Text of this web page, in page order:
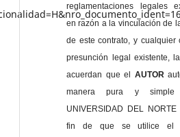
reglamentaciones legales
en razón a la vinculación de
de este contrato, y cualquier
presunción legal existente,
acuerdan que el AUTOR
manera pura y
UNIVERSIDAD DEL
fin de que se utilice el